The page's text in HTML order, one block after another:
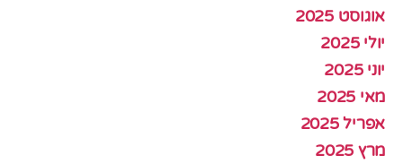
אוגוסט 2025
יולי 2025
יוני 2025
מאי 2025
אפריל 2025
מרץ 2025